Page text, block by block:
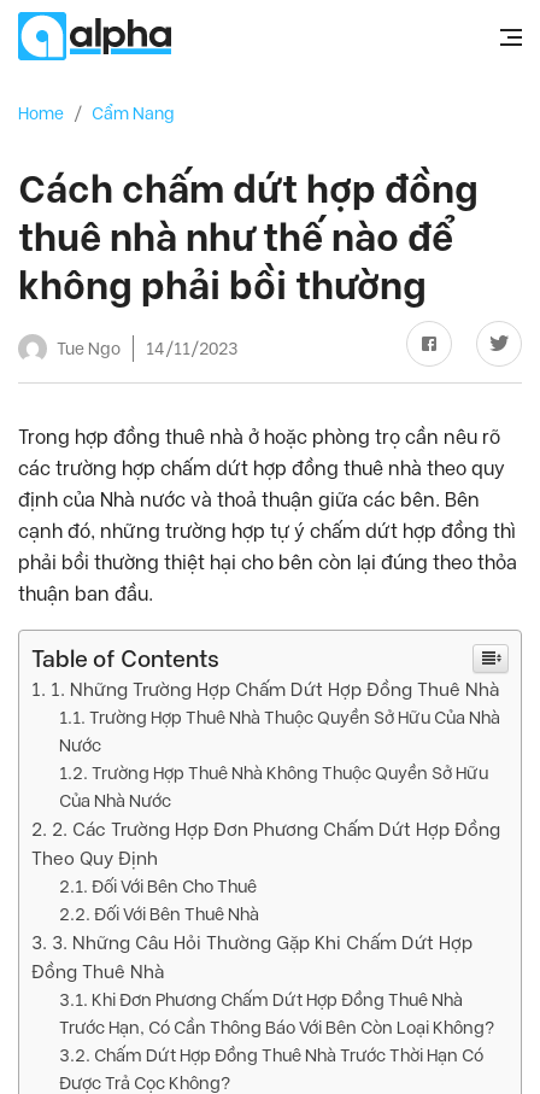
Home / Cẩm Nang
Cách chấm dứt hợp đồng
thuê nhà như thế nào để
không phải bồi thường
Tue Ngo 14/11/2023
Trong hợp đồng thuê nhà ở hoặc phòng trọ cần nêu rõ
các trường hợp chấm dứt hợp đồng thuê nhà theo quy
định của Nhà nước và thoả thuận giữa các bên. Bên
cạnh đó, những trường hợp tự ý chấm dứt hợp đồng thì
phải bồi thường thiệt hại cho bên còn lại đúng theo thỏa
thuận ban đầu.
Table of Contents
1. Những Trường Hợp Chấm Dứt Hợp Đồng Thuê Nhà
Trường Hợp Thuê Nhà Thuộc Quyền Sở Hữu Của Nhà
Nước
Trường Hợp Thuê Nhà Không Thuộc Quyền Sở Hữu
Của Nhà Nước
2. Các Trường Hợp Đơn Phương Chấm Dứt Hợp Đồng
Theo Quy Định
Đối Với Bên Cho Thuê
Đối Với Bên Thuê Nhà
3. Những Câu Hỏi Thường Gặp Khi Chấm Dứt Hợp
Đồng Thuê Nhà
Khi Đơn Phương Chấm Dứt Hợp Đồng Thuê Nhà
Trước Hạn, Có Cần Thông Báo Với Bên Còn Loại Không?
Chấm Dứt Hợp Đồng Thuê Nhà Trước Thời Hạn Có
Được Trả Cọc Không?